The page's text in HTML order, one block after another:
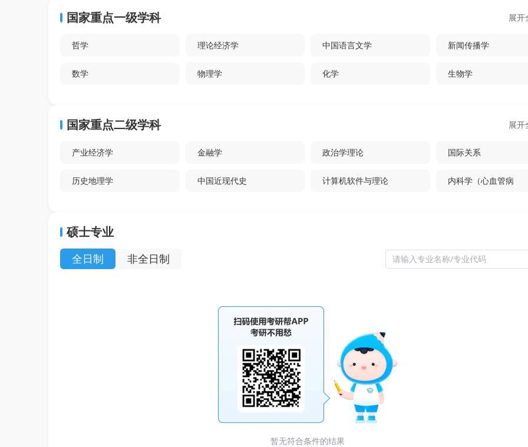
国家重点一级学科 展开
哲学 理论经济学 中国语言文学 新闻传播学
数学 物理学 化学 生物学
国家重点二级学科 展开
产业经济学 金融学 政治学理论 国际关系
历史地理学 中国近现代史 计算机软件与理论 内科学（心血管病
影像医学与核医学
妇产科学 社会医学与卫生事业
硕士专业
全日制 非全日制 请输入专业名称/专业代码
暂无符合条件的结果